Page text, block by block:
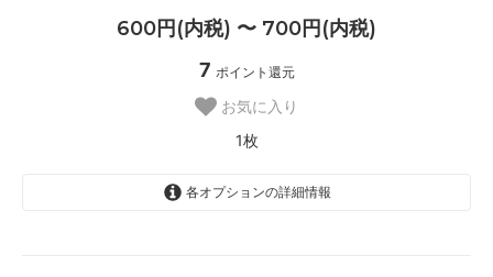
600円(内税) 〜 700円(内税)
7 ポイント還元
お気に入り
1枚
各オプションの詳細情報